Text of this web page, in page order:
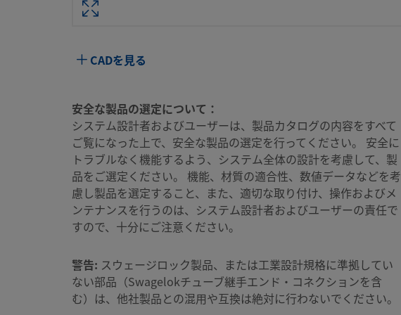
様）
コネクション1 サイ
5/8 インチ
コネクション1 タイ
Swagelok®チューブ継手
コネクション2 サイ
3/8 インチ
コネクション2 タイ
NPTめねじ
CADを見る
安全な製品の選定について：
システム設計者およびユーザーは、製品カタログの内容をすべて
ご覧になった上で、安全な製品の選定を行ってください。 安全に
トラブルなく機能するよう、システム全体の設計を考慮して、製
品をご選定ください。 機能、材質の適合性、数値データなどを考
慮し製品を選定すること、また、適切な取り付け、操作およびメ
ンテナンスを行うのは、システム設計者およびユーザーの責任で
すので、十分にご注意ください。
警告: スウェージロック製品、または工業設計規格に準拠してい
ない部品（Swagelokチューブ継手エンド・コネクションを含
む）は、他社製品との混用や互換は絶対に行わないでください。